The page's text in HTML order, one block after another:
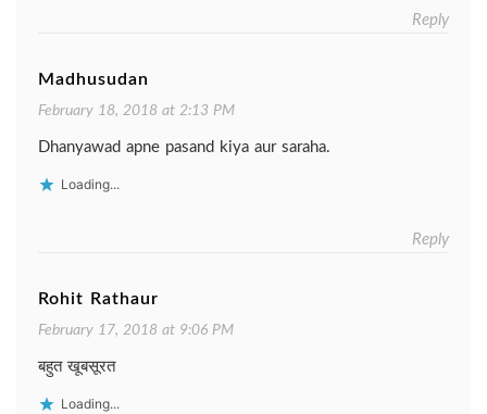
Reply
Madhusudan
February 18, 2018 at 2:13 PM
Dhanyawad apne pasand kiya aur saraha.
Loading...
Reply
Rohit Rathaur
February 17, 2018 at 9:06 PM
बहुत खूबसूरत
Loading...